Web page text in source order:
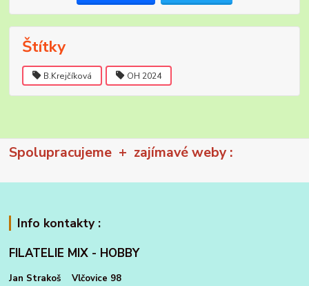
Štítky
B.Krejčíková OH 2024
Spolupracujeme + zajímavé weby :
Info kontakty :
FILATELIE MIX - HOBBY
Jan Strakoš Vlčovice 98